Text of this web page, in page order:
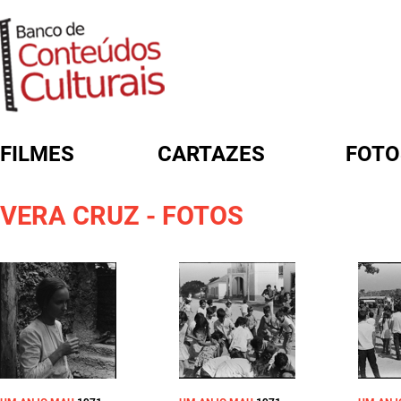
FILMES CARTAZES
VERA CRUZ - FOTOS
FORMULÁRIO DE BUSCA